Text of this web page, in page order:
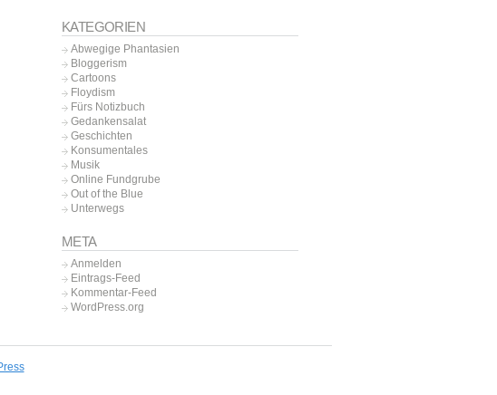
KATEGORIEN
Abwegige Phantasien
Bloggerism
Cartoons
Floydism
Fürs Notizbuch
Gedankensalat
Geschichten
Konsumentales
Musik
Online Fundgrube
Out of the Blue
Unterwegs
META
Anmelden
Eintrags-Feed
Kommentar-Feed
WordPress.org